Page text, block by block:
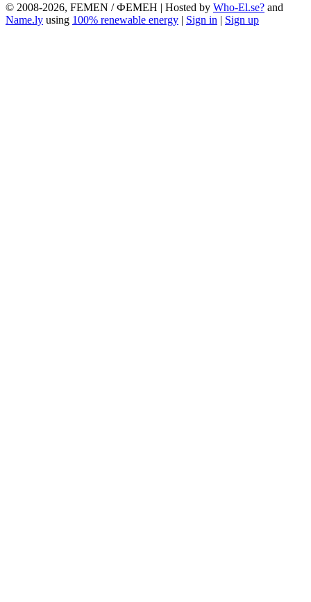
© 2008-2026, FEMEN / ФЕМЕН | Hosted by Who-El.se? and
Name.ly using 100% renewable energy | Sign in | Sign up